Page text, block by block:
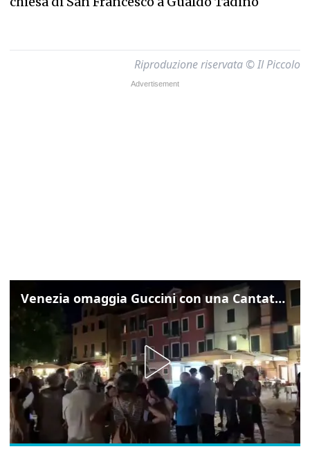
Riproduzione riservata © Il Piccolo
Venezia omaggia Guccini con una Cantata Anarchica in campo Santa Margherita